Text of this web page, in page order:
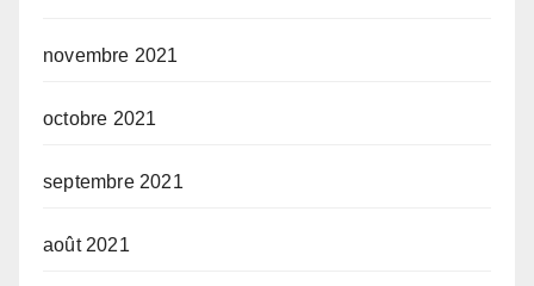
novembre 2021
octobre 2021
septembre 2021
août 2021